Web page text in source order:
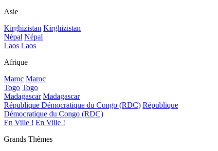
Asie
Kirghizistan Kirghizistan
Népal Népal
Laos Laos
Afrique
Maroc Maroc
Togo Togo
Madagascar Madagascar
République Démocratique du Congo (RDC) République
Démocratique du Congo (RDC)
En Ville ! En Ville !
Grands Thèmes